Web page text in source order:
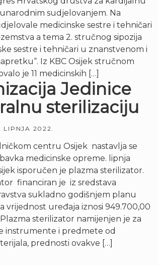
sudjelovanjem. Na
medicinske sestre i tehničari
a tema 2. stručnog sipozija
sestre i tehničari u znanstvenom i
Iz KBC Osijek stručnom
je 11 medicinskih […]
Jedinice
sterilizaciju
LIPNJA 2022.
centru Osijek nastavlja se
medicinske opreme. lipnja
isporučen je plazma sterilizator.
financiran je iz sredstava
sukladno godišnjem planu
vrijednost uređaja iznosi 949.700,00
sterilizator namijenjen je za
instrumente i predmete od
prednosti ovakve […]